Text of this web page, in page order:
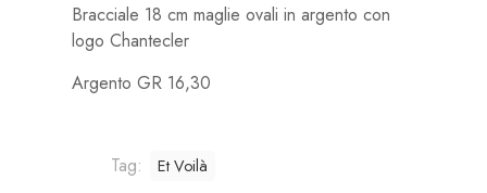
Bracciale 18 cm maglie ovali in argento con
logo Chantecler
Argento GR 16,30
Tag: Et Voilà